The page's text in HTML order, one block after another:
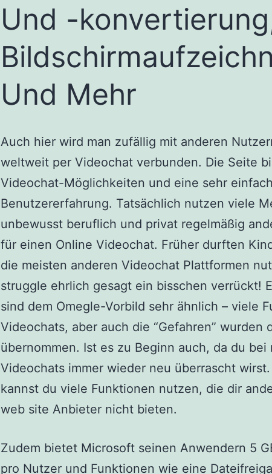
Und -
Und Mehr
Auch hier wird man zufällig mit anderen
weltweit per Videochat verbunden. Die Seite
Videochat-Möglichkeiten und eine sehr
Benutzererfahrung. Tatsächlich nutzen viele
unbewusst beruflich und privat regelmäßig
für einen Online Videochat. Früher durften
die meisten anderen Videochat Plattformen
struggle ehrlich gesagt ein bisschen verrückt!
sind dem Omegle-Vorbild sehr ähnlich – viele
Videochats, aber auch die “Gefahren” wurden
übernommen. Ist es zu Beginn auch, da du bei
Videochats immer wieder neu überrascht
kannst du viele Funktionen nutzen, die dir
web site Anbieter nicht bieten.
Zudem bietet Microsoft seinen Anwendern 5
pro Nutzer und Funktionen wie eine